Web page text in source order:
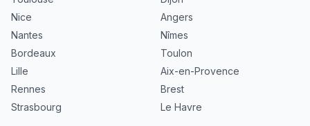
Nice
Nantes
Bordeaux
Lille
Rennes
Strasbourg
Angers
Nîmes
Toulon
Aix-en-Provence
Brest
Le Havre